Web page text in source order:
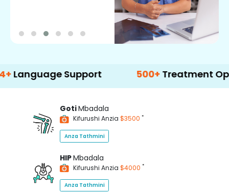
Support 500+ Treatment Options
GotiMbadala
Kifurushi Anzia $3500 *
Anza Tathmini
HIPMbadala
Kifurushi Anzia $4000 *
Anza Tathmini